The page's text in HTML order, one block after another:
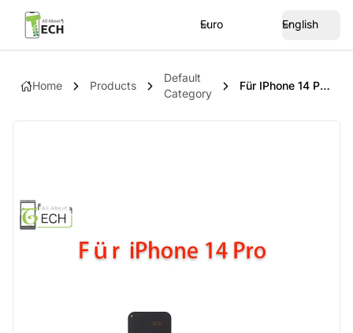
Euro English
Home Products
Default
Category
Für IPhone 14 Pro GPS Signal Antenne Flexkabel Flexcable Empfang